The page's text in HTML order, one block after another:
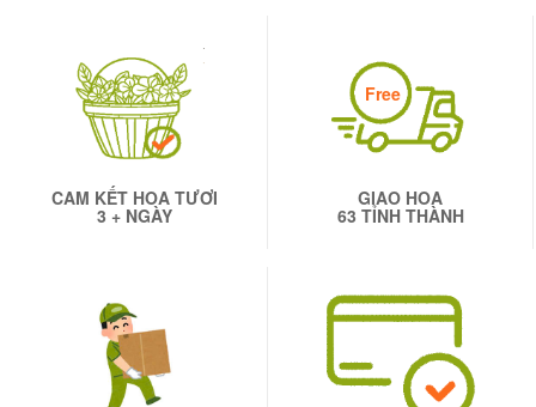
CAM KẾT HOA TƯƠI
3 + NGÀY
Free
GIAO HOA
63 TỈNH THÀNH